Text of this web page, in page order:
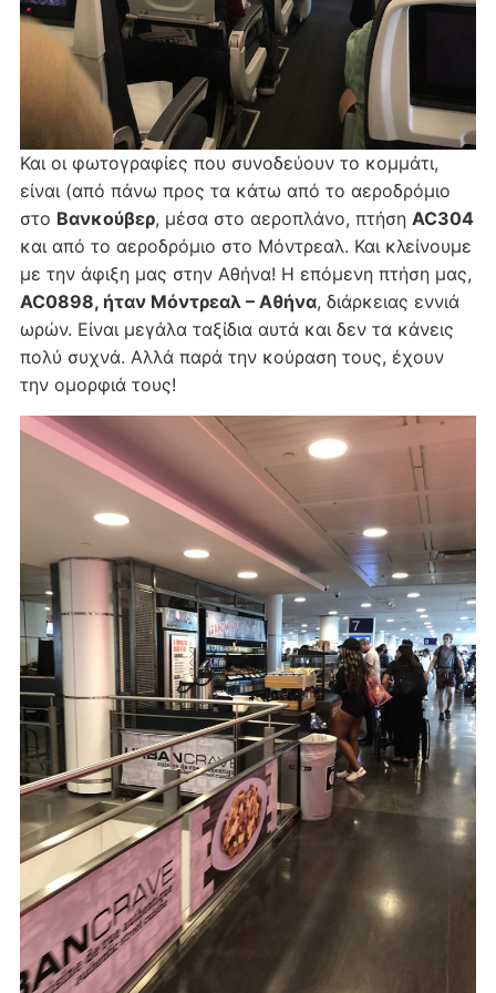
Και οι φωτογραφίες που συνοδεύουν το κομμάτι,
είναι (από πάνω προς τα κάτω από το αεροδρόμιο
στο Βανκούβερ, μέσα στο αεροπλάνο, πτήση AC304
και από το αεροδρόμιο στο Μόντρεαλ. Και κλείνουμε
με την άφιξη μας στην Αθήνα! Η επόμενη πτήση μας,
AC0898, ήταν Μόντρεαλ – Αθήνα, διάρκειας εννιά
ωρών. Είναι μεγάλα ταξίδια αυτά και δεν τα κάνεις
πολύ συχνά. Αλλά παρά την κούραση τους, έχουν
την ομορφιά τους!